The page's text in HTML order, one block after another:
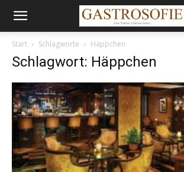
Start Schlagworte Häppchen
Schlagwort: Häppchen